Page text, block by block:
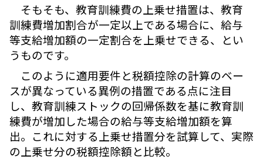
そもそも、教育訓練費の上乗せ措置は、教育
訓練費増加割合が一定以上である場合に、給与
等支給増加額の一定割合を上乗せできる、とい
うものです。
このように適用要件と税額控除の計算のベー
スが異なっている異例の措置である点に注目
し、教育訓練ストックの回帰係数を基に教育訓
練費が増加した場合の給与等支給増加額を算
出。これに対する上乗せ措置分を試算して、実際
の上乗せ分の税額控除額と比較。